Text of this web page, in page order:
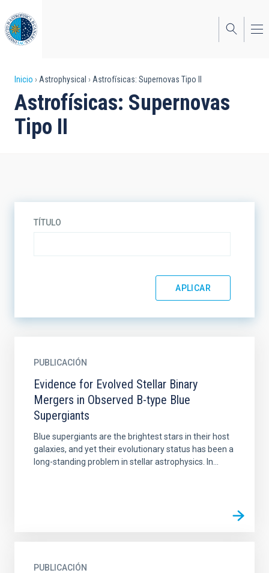
al
contenido
principal
Sobrescribir
enlaces
de
Inicio Astrophysical Astrofísicas: Supernovas Tipo II
Astrofísicas: Supernovas
Tipo II
TÍTULO
PUBLICACIÓN
Evidence for Evolved Stellar Binary
Mergers in Observed B-type Blue
Supergiants
Blue supergiants are the brightest stars in their host
galaxies, and yet their evolutionary status has been a
long-standing problem in stellar astrophysics. In...
PUBLICACIÓN